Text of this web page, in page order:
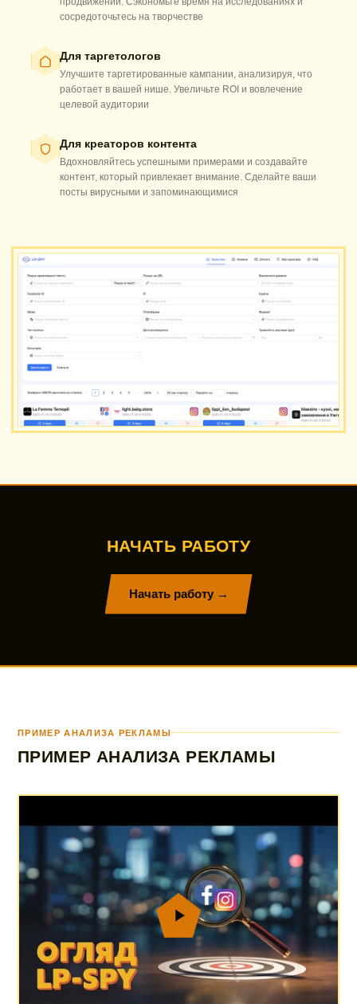
сосредоточьтесь на творчестве
Для таргетологов
Улучшите таргетированные кампании, анализируя, что
работает в вашей нише. Увеличьте ROI и вовлечение
целевой аудитории
Для креаторов контента
Вдохновляйтесь успешными примерами и создавайте
контент, который привлекает внимание. Сделайте ваши
посты вирусными и запоминающимися
НАЧАТЬ РАБОТУ
Начать работу →
ПРИМЕР АНАЛИЗА РЕКЛАМЫ
ПРИМЕР АНАЛИЗА РЕКЛАМЫ